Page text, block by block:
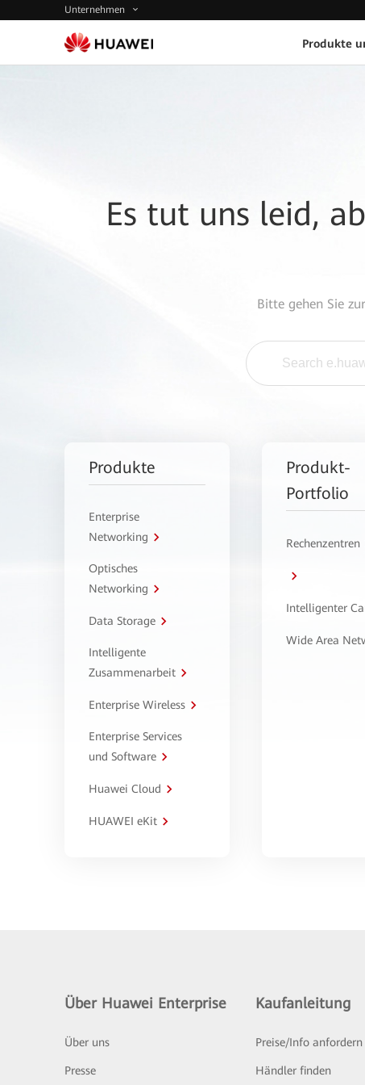
Unternehmen
Produkte
Es tut uns leid,
Bitte gehen Sie
Produkte
Enterprise
Networking
Optisches
Networking
Data Storage
Intelligente
Zusammenarbeit
Enterprise Wireless
Enterprise Services
und Software
Huawei Cloud
HUAWEI eKit
Produkt-
Portfolio
Rechenzentren
Intelligenter
Wide Area
Über Huawei Enterprise
Über uns
Presse
Kaufanleitung
Preise/Info anfordern
Händler finden